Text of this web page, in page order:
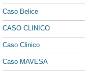
Caso Belice
CASO CLINICO
Caso Clinico
Caso MAVESA